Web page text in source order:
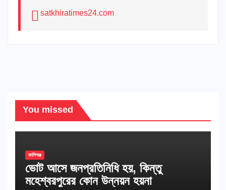
satkhiratimes24.com
You missed
কালিগঞ্জ
ভোট আসে জনপ্রতিনিধি হয়, কিন্তু
মহেশ্বরপুরের কোন উন্নয়ন হয়না